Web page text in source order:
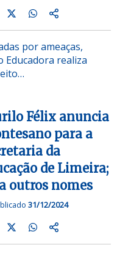
por ameaças,
Educadora realiza
Félix anuncia
para a
da
de Limeira;
outros nomes
31/12/2024